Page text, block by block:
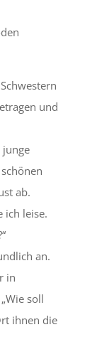
und
ab.
ich leise.
an.
in
soll
ihnen die